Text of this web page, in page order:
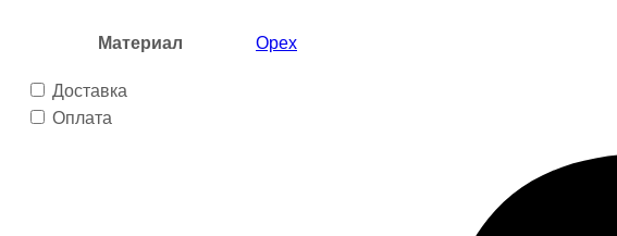
Материал Орех
Доставка
Оплата